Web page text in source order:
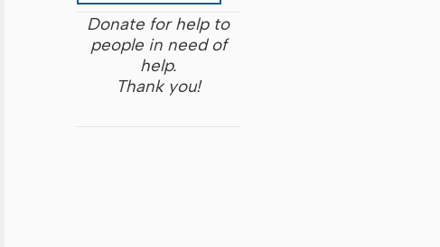
Donate for help to
people in need of
help.
Thank you!